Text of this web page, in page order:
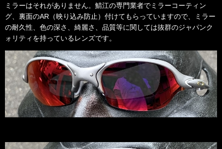
ミラーはそれがありません。鯖江の専門業者でミラーコーティン
グ、裏面のAR（映り込み防止）付けてもらっていますので、ミラー
の耐久性、色の深さ、綺麗さ、品質等に関しては抜群のジャパンク
ォリティを持っているレンズです。